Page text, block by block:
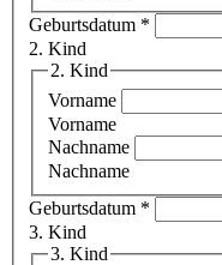
Geburtsdatum *
2. Kind
2. Kind
Vorname
Vorname
Nachname
Nachname
Geburtsdatum *
3. Kind
3. Kind